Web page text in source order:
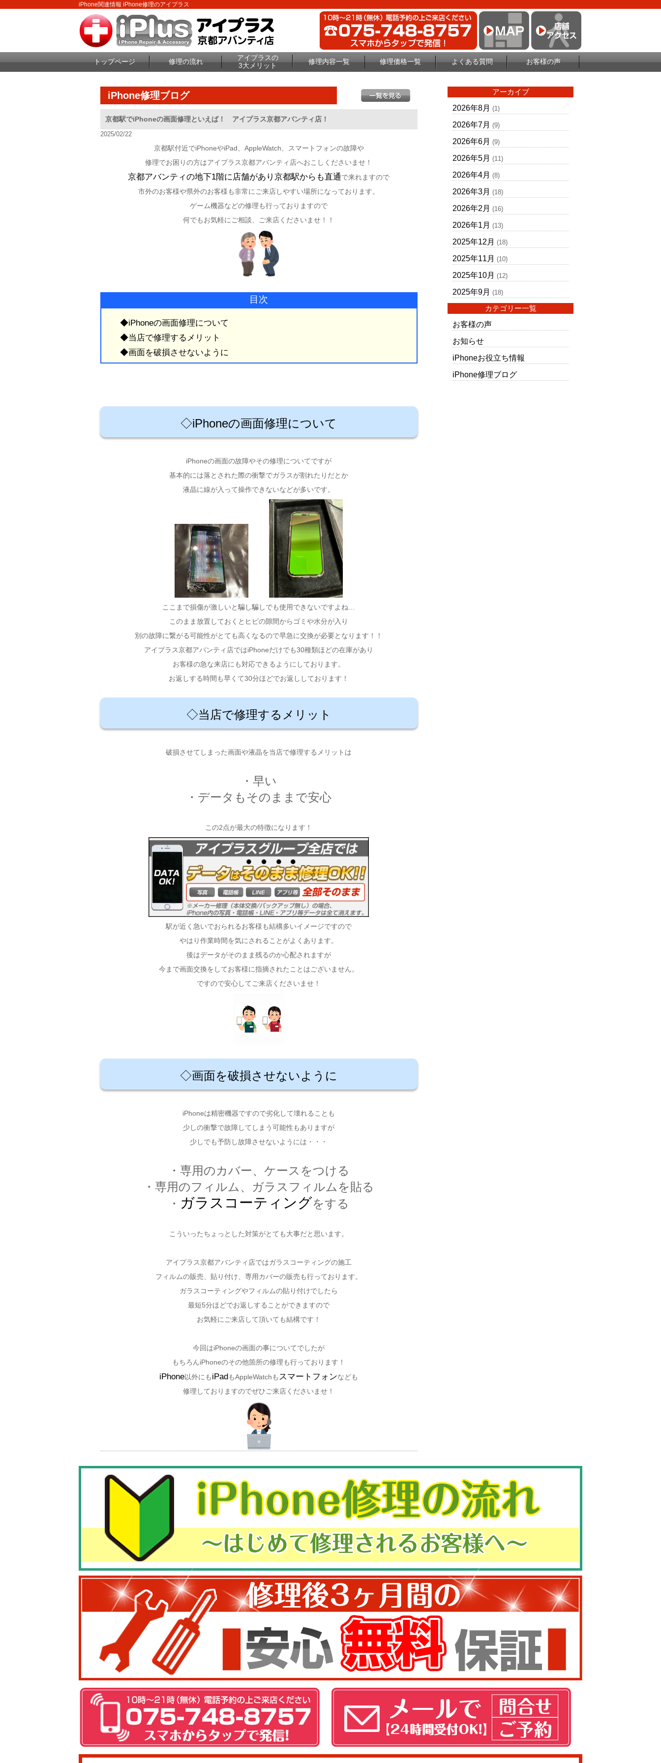
iPhone関連情報 iPhone修理のアイプラス
トップページ 修理の流れ
アイプラスの
3大メリット
修理内容一覧 修理価格一覧 よくある質問 お客様の声
iPhone修理ブログ
京都駅でiPhoneの画面修理といえば！ アイプラス京都アバンティ店！
2025/02/22
京都駅付近でiPhoneやiPad、AppleWatch、スマートフォンの故障や
修理でお困りの方はアイプラス京都アバンティ店へおこしくださいませ！
京都アバンティの地下1階に店舗があり京都駅からも直通で来れますので
市外のお客様や県外のお客様も非常にご来店しやすい場所になっております。
ゲーム機器などの修理も行っておりますので
何でもお気軽にご相談、ご来店くださいませ！！
目次
◆iPhoneの画面修理について
◆当店で修理するメリット
◆画面を破損させないように
◇iPhoneの画面修理について
iPhoneの画面の故障やその修理についてですが
基本的には落とされた際の衝撃でガラスが割れたりだとか
液晶に線が入って操作できないなどが多いです。
ここまで損傷が激しいと騙し騙しでも使用できないですよね…
このまま放置しておくとヒビの隙間からゴミや水分が入り
別の故障に繋がる可能性がとても高くなるので早急に交換が必要となります！！
アイプラス京都アバンティ店ではiPhoneだけでも30種類ほどの在庫があり
お客様の急な来店にも対応できるようにしております。
お返しする時間も早くて30分ほどでお返ししております！
◇当店で修理するメリット
破損させてしまった画面や液晶を当店で修理するメリットは
・早い
・データもそのままで安心
この2点が最大の特徴になります！
駅が近く急いでおられるお客様も結構多いイメージですので
やはり作業時間を気にされることがよくあります。
後はデータがそのまま残るのか心配されますが
今まで画面交換をしてお客様に指摘されたことはございません。
ですので安心してご来店くださいませ！
◇画面を破損させないように
iPhoneは精密機器ですので劣化して壊れることも
少しの衝撃で故障してしまう可能性もありますが
少しでも予防し故障させないようには・・・
・専用のカバー、ケースをつける
・専用のフィルム、ガラスフィルムを貼る
・ ガラスコーティングをする
こういったちょっとした対策がとても大事だと思います。
アイプラス京都アバンティ店ではガラスコーティングの施工
フィルムの販売、貼り付け、専用カバーの販売も行っております。
ガラスコーティングやフィルムの貼り付けでしたら
最短5分ほどでお返しすることができますので
お気軽にご来店して頂いても結構です！
今回はiPhoneの画面の事についてでしたが
もちろんiPhoneのその他箇所の修理も行っております！
iPhone以外にもiPad もAppleWatchもスマートフォンなども
修理しておりますのでぜひご来店くださいませ！
アーカイブ
2026年8月 (1)
2026年7月 (9)
2026年6月 (9)
2026年5月 (11)
2026年4月 (8)
2026年3月 (18)
2026年2月 (16)
2026年1月 (13)
2025年12月 (18)
2025年11月 (10)
2025年10月 (12)
2025年9月 (18)
カテゴリー一覧
お客様の声
お知らせ
iPhoneお役立ち情報
iPhone修理ブログ